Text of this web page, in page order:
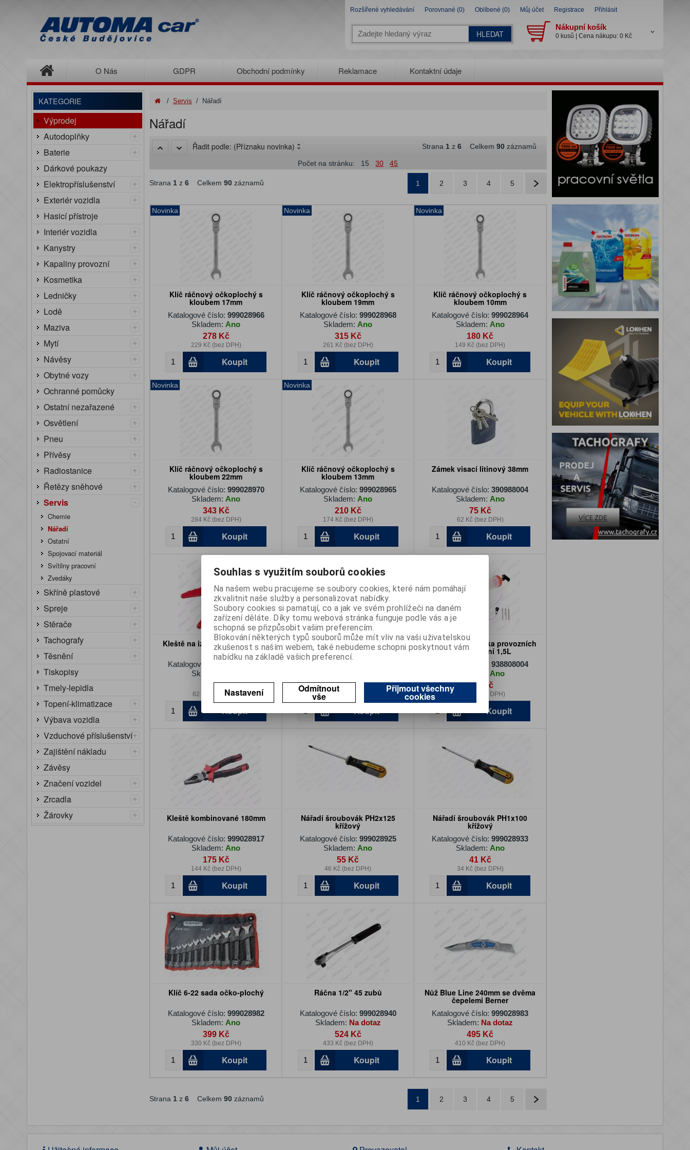
Rozšířené vyhledávání Porovnané (0) Oblíbené (0) Můj účet Registrace Přihlásit
HLEDAT
Nákupní košík
0 kusů | Cena nákupu: 0 Kč
O Nás GDPR Obchodní podmínky Reklamace Kontaktní údaje
KATEGORIE
Výprodej
Autodoplňky
+
Baterie
+
Dárkové poukazy
Elektropříslušenství
+
Exteriér vozidla
+
Hasicí přístroje
Interiér vozidla
+
Kanystry
+
Kapaliny provozní
+
Kosmetika
+
Ledničky
+
Lodě
+
Maziva
+
Mytí
+
Návěsy
+
Obytné vozy
+
Ochranné pomůcky
Ostatní nezařazené
+
Osvětlení
+
Pneu
+
Přívěsy
+
Radiostanice
+
Řetězy sněhové
+
Servis
-
Chemie
Nářadí
Ostatní
Spojovací materiál
Svítilny pracovní
Zvedáky
Skříně plastové
+
Spreje
+
Stěrače
+
Tachografy
+
Těsnění
+
Tiskopisy
Tmely-lepidla
Topení-klimatizace
+
Výbava vozidla
+
Vzduchové příslušenství+
Zajištění nákladu
+
Závěsy
Značení vozidel
+
Zrcadla
+
Žárovky
+
/ Servis / Nářadí
Nářadí
Řadit podle: (Příznaku novinka) Strana 1z 6Celkem 90záznamů
Počet na stránku: 15 30 45
Strana 1z 6Celkem 90záznamů 1 2 3 4 5
Novinka
Klíč ráčnový očkoplochý s
kloubem 17mm
Katalogové číslo: 999028966
Skladem: Ano
278 Kč
229 Kč (bez DPH)
Koupit
Novinka
Klíč ráčnový očkoplochý s
kloubem 19mm
Katalogové číslo: 999028968
Skladem: Ano
315 Kč
261 Kč (bez DPH)
Koupit
Novinka
Klíč ráčnový očkoplochý s
kloubem 10mm
Katalogové číslo:999028964
Skladem: Ano
180 Kč
149 Kč (bez DPH)
Koupit
Novinka
Klíč ráčnový očkoplochý s
kloubem 22mm
Katalogové číslo: 999028970
Skladem: Ano
343 Kč
284 Kč (bez DPH)
Koupit
Novinka
Klíč ráčnový očkoplochý s
kloubem 13mm
Katalogové číslo: 999028965
Skladem: Ano
210 Kč
174 Kč (bez DPH)
Koupit
Zámek visací litinový 38mm
Katalogové číslo:390988004
Skladem: Ano
75 Kč
62 Kč (bez DPH)
Koupit
Kleště na izolované konektory
Katalogové číslo:
Skladem:
99 Kč
82 Kč (bez DPH)
Koupit
Čepel trapézová TK-L - náhradní
pro nůž Blue Line ( sada 10ks )
Berner
Katalogové číslo:
99 Kč
82 Kč (bez DPH)
Koupit
Odsávačka / plnička provozních
kapalin ruční 1,5L
Katalogové číslo:938808004
Ano
885 Kč
732 Kč (bez DPH)
Koupit
Kleště kombinované 180mm
Katalogové číslo: 999028917
Skladem: Ano
175 Kč
144 Kč (bez DPH)
Koupit
Nářadí šroubovák PH2x125
křížový
Katalogové číslo: 999028925
Skladem: Ano
55 Kč
46 Kč (bez DPH)
Koupit
Nářadí šroubovák PH1x100
křížový
Katalogové číslo:999028933
Skladem: Ano
41 Kč
34 Kč (bez DPH)
Koupit
Klíč 6-22 sada očko-plochý
Katalogové číslo: 999028982
Skladem: Ano
399 Kč
330 Kč (bez DPH)
Koupit
Ráčna 1/2" 45 zubů
Katalogové číslo: 999028940
Skladem: Na dotaz
524 Kč
433 Kč (bez DPH)
Koupit
Nůž Blue Line 240mm se dvěma
čepelemi Berner
Katalogové číslo:999028983
Skladem: Na dotaz
495 Kč
410 Kč (bez DPH)
Koupit
Strana 1z 6Celkem 90záznamů 1 2 3 4 5
Souhlas s využitím souborů cookies
Na našem webu pracujeme se soubory cookies, které nám pomáhají
zkvalitnit naše služby a personalizovat nabídky.
Soubory cookies si pamatují, co a jak ve svém prohlížeči na daném
zařízení děláte. Díky tomu webová stránka funguje podle vás a je
schopná se přizpůsobit vašim preferencím.
Blokování některých typů souborů může mít vliv na vaši uživatelskou
zkušenost s naším webem, také nebudeme schopni poskytnout vám
nabídku na základě vašich preferencí.
Nastavení Odmítnout
vše
Přijmout všechny
cookies